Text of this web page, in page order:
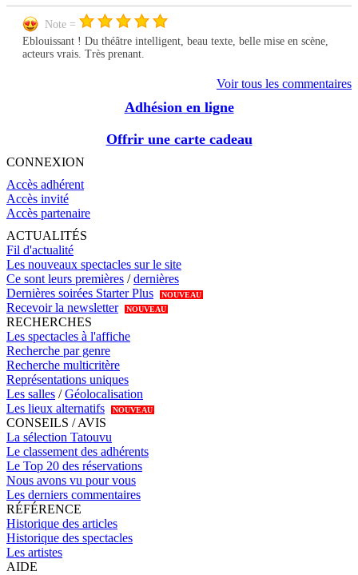
Note =
Eblouissant ! Du théâtre intelligent, beau texte, belle mise en scène,
acteurs vrais. Très prenant.
Voir tous les commentaires
Adhésion en ligne
Offrir une carte cadeau
CONNEXION
Accès adhérent
Accès invité
Accès partenaire
ACTUALITÉS
Fil d'actualité
Les nouveaux spectacles sur le site
Ce sont leurs premières /dernières
Dernières soirées Starter Plus
NOUVEAU
Recevoir la newsletter NOUVEAU
RECHERCHES
Les spectacles à l'affiche
Recherche par genre
Recherche multicritère
Représentations uniques
Les salles /Géolocalisation
Les lieux alternatifs
NOUVEAU
CONSEILS / AVIS
La sélection Tatouvu
Le classement des adhérents
Le Top 20 des réservations
Nous avons vu pour vous
Les derniers commentaires
RÉFÉRENCE
Historique des articles
Historique des spectacles
Les artistes
AIDE